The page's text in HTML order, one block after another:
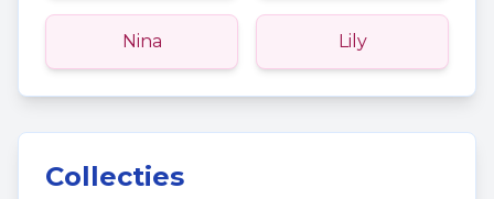
Nina Lily
Collecties